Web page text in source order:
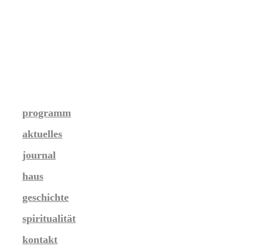
programm
aktuelles
journal
haus
geschichte
spiritualität
kontakt